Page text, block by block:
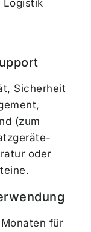
Logistik
Sicherheit
(zum
oder
für